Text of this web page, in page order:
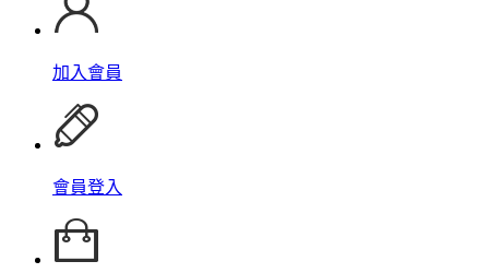
加入會員
會員登入